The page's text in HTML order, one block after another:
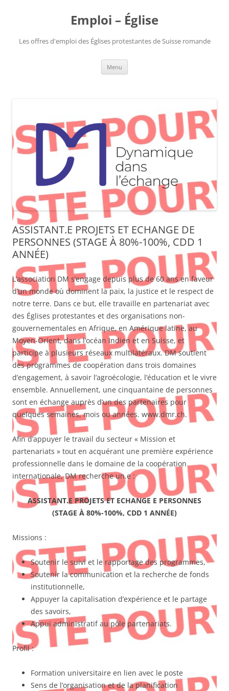
Emploi – Église
Les offres d'emploi des Églises protestantes de Suisse romande
Menu
ASSISTANT.E PROJETS ET ECHANGE DE
PERSONNES (STAGE À 80%-100%, CDD 1
ANNÉE)
L’association DM s’engage depuis plus de 60 ans en faveur
d’un monde où dominent la paix, la justice et le respect de
notre terre. Dans ce but, elle travaille en partenariat avec
des Églises protestantes et des organisations non-
gouvernementales en Afrique, en Amérique latine, au
Moyen-Orient, dans l’océan Indien et en Suisse, et
participe à plusieurs réseaux multilatéraux. DM soutient
des programmes de coopération dans trois domaines
d’engagement, à savoir l’agroécologie, l’éducation et le vivre
ensemble. Annuellement, une cinquantaine de personnes
sont en échange auprès d’un des partenaires pour
quelques semaines, mois ou années. www.dmr.ch.
Afin d’appuyer le travail du secteur « Mission et
partenariats » tout en acquérant une première expérience
professionnelle dans le domaine de la coopération
internationale, DM recherche un.e :
ASSISTANT.E PROJETS ET ECHANGE E PERSONNES
(STAGE À 80%-100%, CDD 1 ANNÉE)
Missions :
Soutenir le suivi et le rapportage des programmes,
Soutenir la communication et la recherche de fonds
institutionnelle,
Appuyer la capitalisation d’expérience et le partage
des savoirs,
Appui administratif au pôle partenariats.
Profil :
Formation universitaire en lien avec le poste
Sens de l’organisation et de la planification